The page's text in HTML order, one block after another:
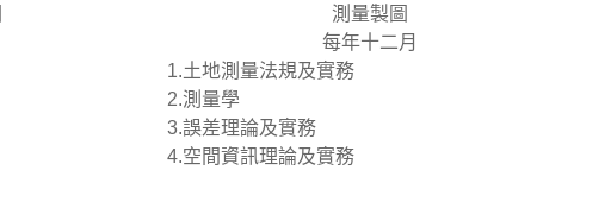
測量製圖
每年十二月
1.土地測量法規及實務
2.測量學
3.誤差理論及實務
4.空間資訊理論及實務